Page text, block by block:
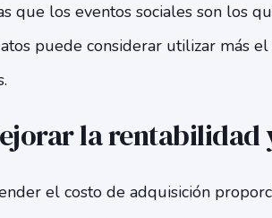
que los eventos sociales son los
puede considerar utilizar más
la rentabilidad
el costo de adquisición